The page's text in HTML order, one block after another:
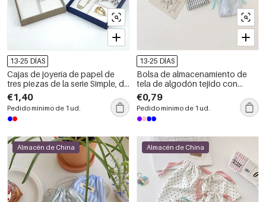
13-25 DÍAS
Cajas de joyería de papel de
tres piezas de la serie Simple, de
color liso, para uso diario.
€1,40
Pedido mínimo de 1 ud.
13-25 DÍAS
Bolsa de almacenamiento de
tela de algodón tejido con
rayas florales de la serie Simple
Daily, de gran capacidad.
€0,79
Pedido mínimo de 1 ud.
Almacén de China Almacén de China